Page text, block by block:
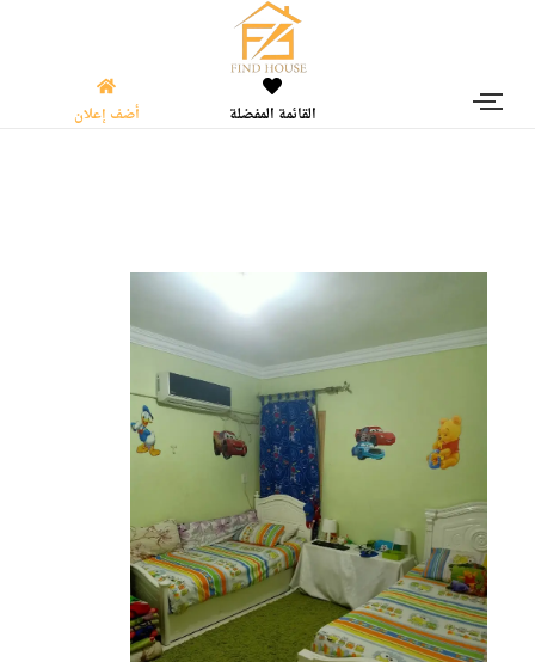
القائمة المفضلة أضف إعلان